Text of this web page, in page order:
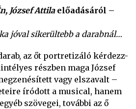
József Attilaelőadásáról –
jóval sikerültebb a darabnál…
az őt portretizáló kérdezz-
részben maga József
vagy elszavalt –
íródott a musical, hanem
szövegei, további az ő